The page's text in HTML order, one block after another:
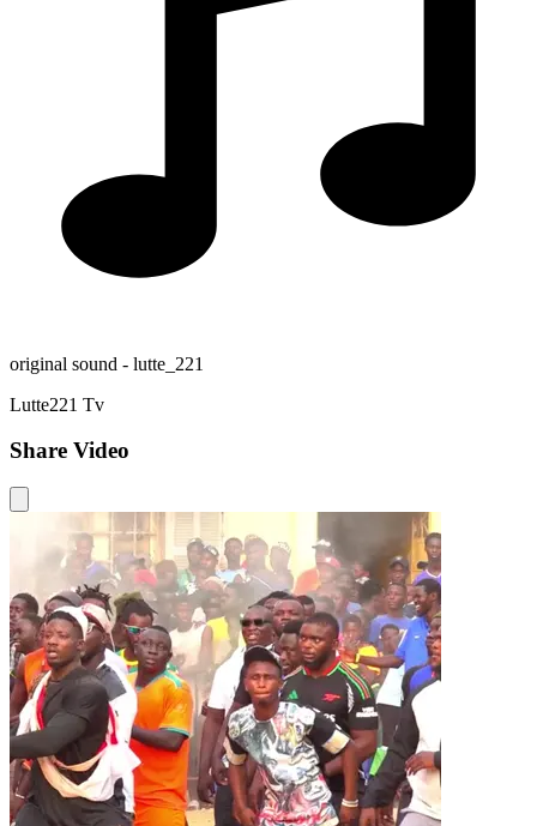
original sound - lutte_221
Lutte221 Tv
Share Video